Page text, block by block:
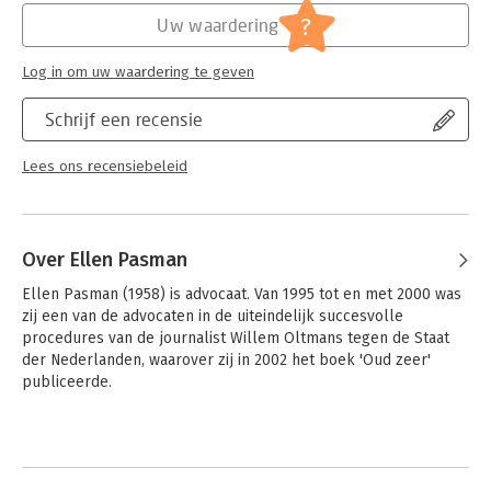
Hoofdrubriek:
Mens en maatschappij
Jongbloed:
Schrijf een recensie
Lees ons recensiebeleid
Uw waardering ?
Log in om uw waardering te geven
Over Ellen Pasman
Ellen Pasman (1958) is advocaat. Van 1995 tot en met 2000 was
zij een van de advocaten in de uiteindelijk succesvolle
procedures van de journalist Willem Oltmans tegen de Staat
der Nederlanden, waarover zij in 2002 het boek 'Oud zeer'
publiceerde.